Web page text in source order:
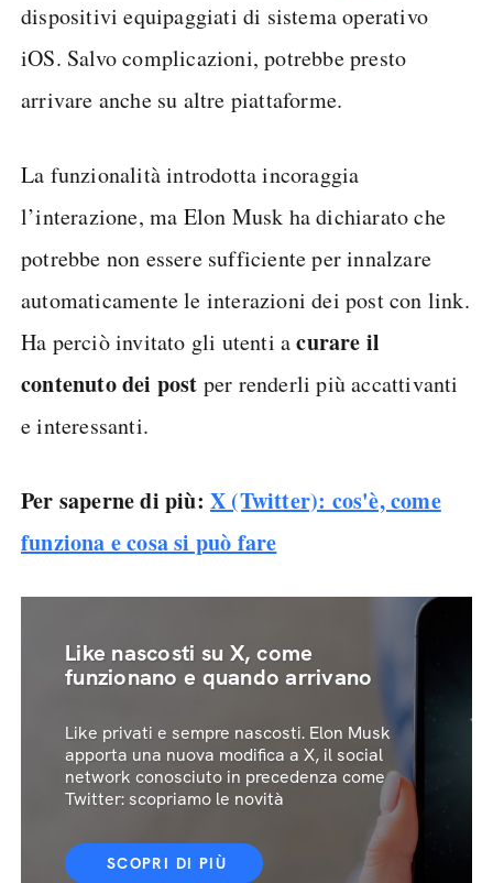
dispositivi equipaggiati di sistema operativo
iOS. Salvo complicazioni, potrebbe presto
arrivare anche su altre piattaforme.
La funzionalità introdotta incoraggia
l’interazione, ma Elon Musk ha dichiarato che
potrebbe non essere sufficiente per innalzare
automaticamente le interazioni dei post con link.
Ha perciò invitato gli utenti acurare il
contenuto dei post per renderli più accattivanti
e interessanti.
Per saperne di più: X (Twitter): cos'è, come
funziona e cosa si può fare
Like nascosti su X, come
funzionano e quando arrivano
Like privati e sempre nascosti. Elon Musk
apporta una nuova modifica a X, il social
network conosciuto in precedenza come
Twitter: scopriamo le novità
SCOPRI DI PIÙ